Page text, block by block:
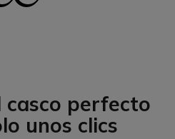
casco perfecto
unos clics